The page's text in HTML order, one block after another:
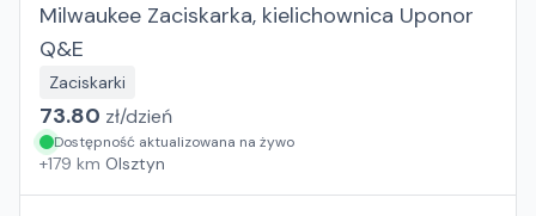
Milwaukee Zaciskarka, kielichownica Uponor
Q&E
Zaciskarki
73.80 zł/dzień
Dostępność aktualizowana na żywo
+179 km Olsztyn